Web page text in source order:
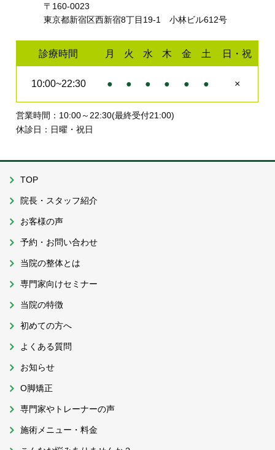
〒160-0023
東京都新宿区西新宿8丁目19-1 小林ビル612号
診療時間 月 火 水 木 金 土 日・祝
10:00~22:30 ● ● ● ● ● ● ×
営業時間：10:00～22:30(最終受付21:00)
休診日：日曜・祝日
TOP
院長・スタッフ紹介
お客様の声
予約・お問い合わせ
当院の整体とは
専門家向けセミナー
当院の特徴
初めての方へ
よくある質問
お知らせ
O脚矯正
専門家やトレーナーの声
施術メニュー・料金